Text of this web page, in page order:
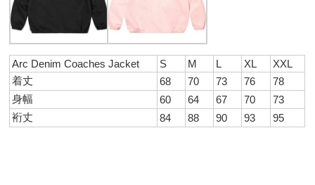
Arc Denim Coaches Jacket S M L XL
XXL
着丈
68 70 73 76
78
身幅
60 64 67 70
73
裄丈
84 88 90 93 95